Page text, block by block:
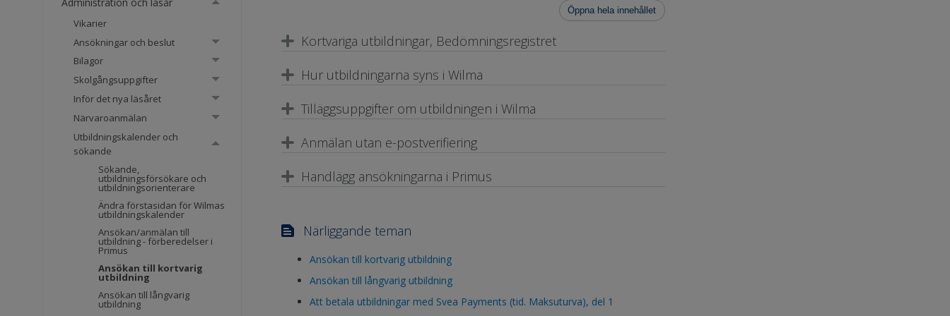
Vikarier
Ansökningar och beslut
Bilagor
Skolgångsuppgifter
Inför det nya läsåret
Närvaroanmälan
Utbildningskalender och
sökande
Sökande,
utbildningsförsökare och
utbildningsorienterare
Ändra förstasidan för Wilmas
utbildningskalender
Ansökan/anmälan till
utbildning - förberedelser i
Primus
Ansökan till kortvarig
utbildning
Ansökan till långvarig
utbildning
Öppna hela innehållet
Kortvariga utbildningar, Bedömningsregistret
Hur utbildningarna syns i Wilma
Tilläggsuppgifter om utbildningen i Wilma
Anmälan utan e-postverifiering
Handlägg ansökningarna i Primus
Närliggande teman
Ansökan till kortvarig utbildning
Ansökan till långvarig utbildning
Att betala utbildningar med Svea Payments (tid. Maksuturva), del 1